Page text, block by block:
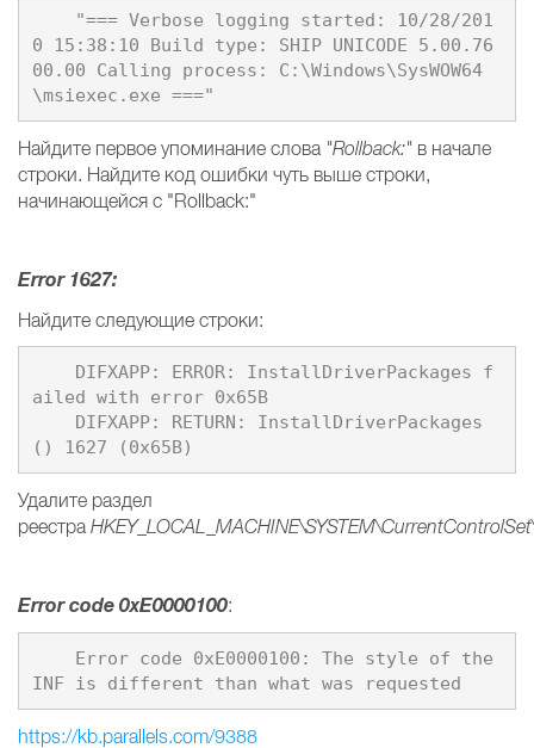
0 15:38:10 Build type: SHIP UNICODE 5.00.76
00.00 Calling process: C:\Windows\SysWOW64
Найдите первое упоминание слова "Rollback:" в начале
строки. Найдите код ошибки чуть выше строки,
начинающейся с "Rollback:"
Error 1627:
Найдите следующие строки:
ailed with error 0x65B
Удалите раздел
реестра
Error code 0xE0000100:
https://kb.parallels.com/9388